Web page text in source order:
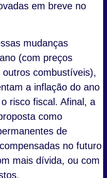
em breve no
mudanças
(com preços
combustíveis),
a inflação do ano
risco fiscal. Afinal, a
como
de
no futuro
mais dívida, ou com